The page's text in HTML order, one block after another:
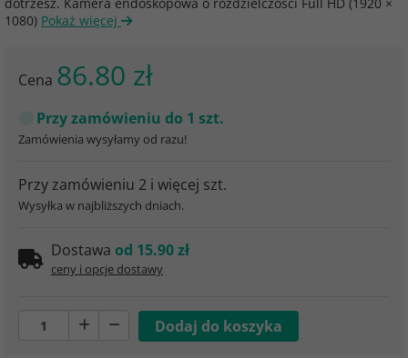
1080) Pokaż więcej
Cena 86.80 zł
Przy zamówieniu do 1 szt.
Zamówienia wysyłamy od razu!
Przy zamówieniu 2 i więcej szt.
Wysyłka w najbliższych dniach.
Dostawa od 15.90 zł
ceny i opcje dostawy